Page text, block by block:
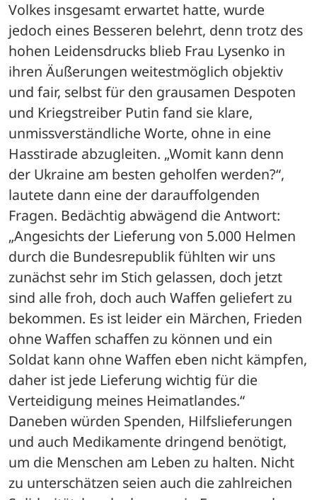
Volkes insgesamt erwartet hatte, wurde
jedoch eines Besseren belehrt, denn trotz des
hohen Leidensdrucks blieb Frau Lysenko in
ihren Äußerungen weitestmöglich objektiv
und fair, selbst für den grausamen Despoten
und Kriegstreiber Putin fand sie klare,
unmissverständliche Worte, ohne in eine
Hasstirade abzugleiten. „Womit kann denn
der Ukraine am besten geholfen werden?“,
lautete dann eine der darauffolgenden
Fragen. Bedächtig abwägend die Antwort:
„Angesichts der Lieferung von 5.000 Helmen
durch die Bundesrepublik fühlten wir uns
zunächst sehr im Stich gelassen, doch jetzt
sind alle froh, doch auch Waffen geliefert zu
bekommen. Es ist leider ein Märchen, Frieden
ohne Waffen schaffen zu können und ein
Soldat kann ohne Waffen eben nicht kämpfen,
daher ist jede Lieferung wichtig für die
Verteidigung meines Heimatlandes.“
Daneben würden Spenden, Hilfslieferungen
und auch Medikamente dringend benötigt,
um die Menschen am Leben zu halten. Nicht
zu unterschätzen seien auch die zahlreichen